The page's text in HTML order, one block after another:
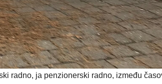
radno, ja penzionerski radno, između